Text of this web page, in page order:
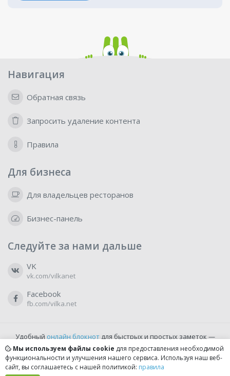
Навигация
Обратная связь
Запросить удаление контента
Правила
Для бизнеса
Для владельцев ресторанов
Бизнес-панель
Следуйте за нами дальше
VK
vk.com/vilkanet
Facebook
fb.com/vilka.net
Удобный онлайн блокнотдля быстрых и простых заметок —
бесплатно и доступно прямо из браузера.
Мы используем файлы cookie для предоставления необходимой
функциональности и улучшения нашего сервиса. Используя наш веб-
сайт, вы соглашаетесь с нашей политикой: правила